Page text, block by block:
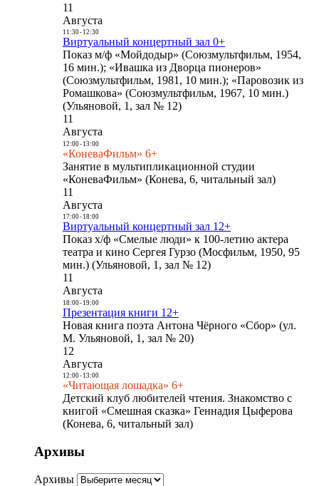
11
Августа
11:30- 12:30
Виртуальный концертный зал 0+
Показ м/ф «Мойдодыр» (Союзмультфильм, 1954,
16 мин.); «Ивашка из Дворца пионеров»
(Союзмультфильм, 1981, 10 мин.); «Паровозик из
Ромашкова» (Союзмультфильм, 1967, 10 мин.)
(Ульяновой, 1, зал № 12)
11
Августа
12:00- 13:00
«КоневаФильм» 6+
Занятие в мультипликационной студии
«КоневаФильм» (Конева, 6, читальный зал)
11
Августа
17:00- 18:00
Виртуальный концертный зал 12+
Показ х/ф «Смелые люди» к 100-летию актера
театра и кино Сергея Гурзо (Мосфильм, 1950, 95
мин.) (Ульяновой, 1, зал № 12)
11
Августа
18:00- 19:00
Презентация книги 12+
Новая книга поэта Антона Чёрного «Сбор» (ул.
М. Ульяновой, 1, зал № 20)
12
Августа
12:00- 13:00
«Читающая лошадка» 6+
Детский клуб любителей чтения. Знакомство с
книгой «Смешная сказка» Геннадия Цыферова
(Конева, 6, читальный зал)
Архивы
Архивы